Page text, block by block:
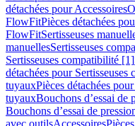
détachées pour Accessoires
FlowFitPièces détachées
FlowFitSertisseuses
manuellesSertisseuses
Sertisseuses compatibilité [1]
détachées pour
tuyauxPièces détachées
tuyauxBouchons d’essai de
Bouchons d’essai de
avec outilsAccessoires